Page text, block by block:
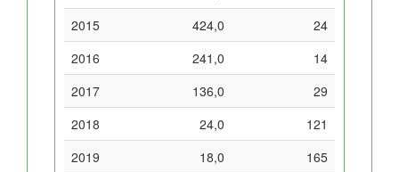
2015
424,0
24
2016
241,0
14
2017
136,0
29
2018
24,0
121
2019
18,0
165